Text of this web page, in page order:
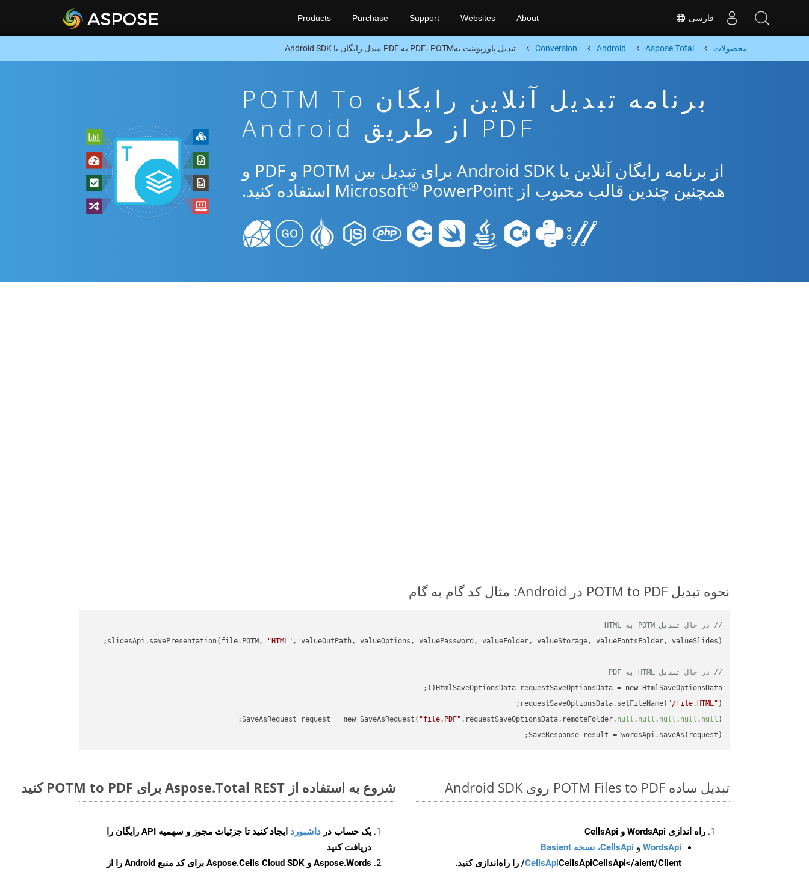
فارسی Products Purchase Support Websites About
محصولات Aspose.Total
Android
Conversion تبدیل پاورپوینت بهPDF، POTM به PDF مبدل رایگان یا Android SDK
برنامه تبدیل آنلاین رایگان POTM To
PDF از طریق Android
از برنامه رایگان آنلاین یا Android SDK برای تبدیل بین POTM و PDF و
همچنین چندین قالب محبوب از Microsoft
® PowerPoint استفاده کنید.
نحوه تبدیل POTM to PDF در Android: مثال کد گام به گام
// در حال تبدیل POTM به HTML
slidesApi.savePresentation(file.POTM,
"HTML"
// در حال تبدیل HTML به PDF
HtmlSaveOptionsData requestSaveOptionsData = new
requestSaveOptionsData.setFileName( "/file.HTML"
SaveAsRequest request = new SaveAsRequest( "file.PDF" ,requestSaveOptionsData,remoteFolder, null , null , null , null , null
SaveResponse result = wordsApi.saveAs(request);
تبدیل ساده POTM Files to PDF روی Android SDK
راه اندازی WordsApi و CellsApi
WordsApi و CellsApi، نسخه Basient
CellsApiCellsApiCellsApi</aient/Client/ را راه‌اندازی کنید.
شروع به استفاده از Aspose.Total REST برای POTM to PDF کنید
یک حساب در داشبورد
ایجاد کنید تا جزئیات مجوز و سهمیه API رایگان را
دریافت کنید
Aspose.Words و Aspose.Cells Cloud SDK برای کد منبع Android را از